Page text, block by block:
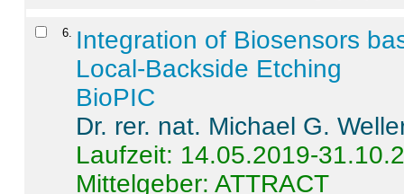
6
Integration of Biosensors
Local-Backside Etching
BioPIC
Dr. rer. nat. Michael G.
Laufzeit: 14.05.2019-
Mittelgeber: ATTRACT